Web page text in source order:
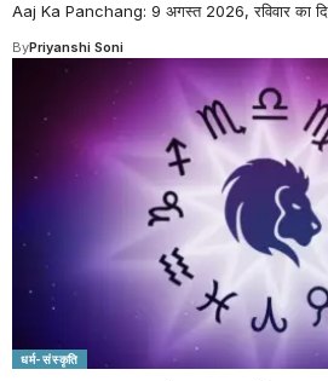
Aaj Ka Panchang: 9 अगस्त 2026, रविवार का दिन
ByPriyanshi Soni
धर्म-संस्कृति